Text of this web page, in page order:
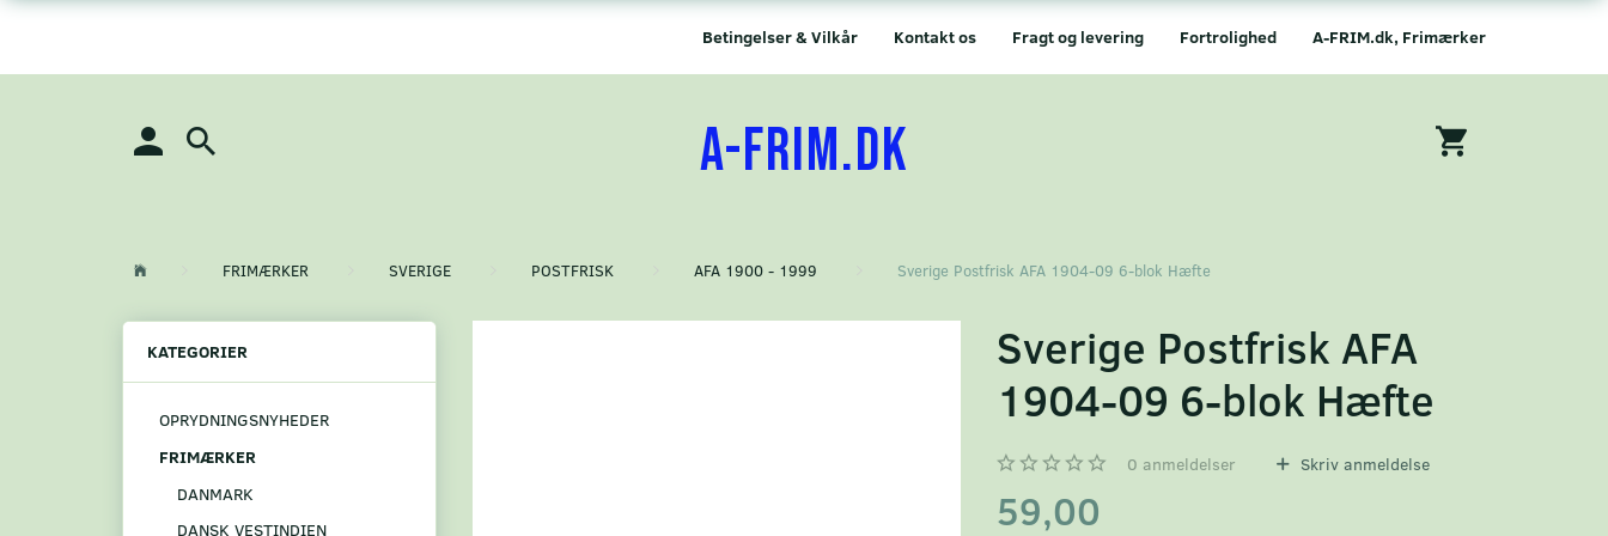
A-FRIM.dk, Frimærker
Fortrolighed
Fragt og levering
Kontakt os
Betingelser & Vilkår
A-FRIM.DK
FRIMÆRKER SVERIGE POSTFRISK AFA 1900 - 1999 Sverige Postfrisk AFA 1904-09 6-blok Hæfte
KATEGORIER
OPRYDNINGSNYHEDER
FRIMÆRKER
DANMARK
DANSK VESTINDIEN
Sverige Postfrisk AFA
1904-09 6-blok Hæfte
0 anmeldelser Skriv anmeldelse
59,00